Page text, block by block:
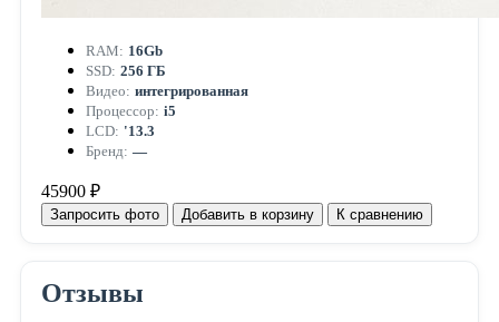
RAM: 16Gb
SSD: 256 ГБ
Видео: интегрированная
Процессор: i5
LCD: '13.3
Бренд: —
45900 ₽
Запросить фото Добавить в корзину К сравнению
Отзывы